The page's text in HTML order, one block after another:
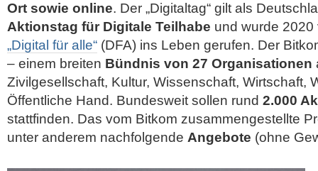
Ort sowie online. Der „Digitaltag“ gilt als
Aktionstag für Digitale Teilhabe und wurde 2020
„Digital für alle“ (DFA) ins Leben gerufen. Der
– einem breiten Bündnis von 27 Organisationen
Zivilgesellschaft, Kultur, Wissenschaft, Wirtschaft,
Öffentliche Hand. Bundesweit sollen rund 2.000
stattfinden. Das vom Bitkom zusammengestellte
unter anderem nachfolgende Angebote (ohne